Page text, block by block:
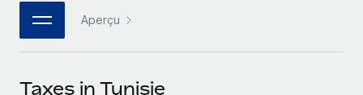
Connectez n'importe quel outil d’IA à Remote grâce à
notre MCP
Rationalisez vos processus avec des outils essentiels
Les RH à l’international pour les grandes entreprises
Partenaires stratégiques de la tech
Descriptions de postes
한국어
Aperçu
Taxes in Tunisie